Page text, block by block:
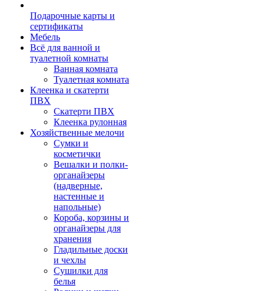
Подарочные карты и
сертификаты
Мебель
Всё для ванной и
туалетной комнаты
Ванная комната
Туалетная комната
Клеенка и скатерти
ПВХ
Скатерти ПВХ
Клеенка рулонная
Хозяйственные мелочи
Сумки и
косметички
Вешалки и полки-
органайзеры
(надверные,
настенные и
напольные)
Короба, корзины и
органайзеры для
хранения
Гладильные доски
и чехлы
Сушилки для
белья